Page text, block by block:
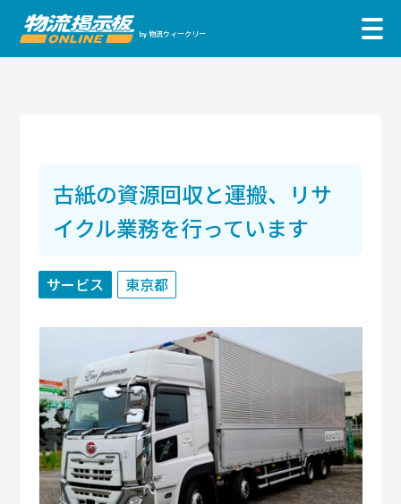
by 物流ウィークリー
古紙の資源回収と運搬、リサ
イクル業務を行っています
サービス 東京都